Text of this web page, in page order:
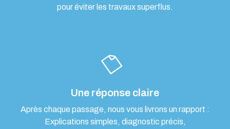
pour éviter les travaux superflus.
Une réponse claire
Après chaque passage, nous vous livrons un rapport :
Explications simples, diagnostic précis,